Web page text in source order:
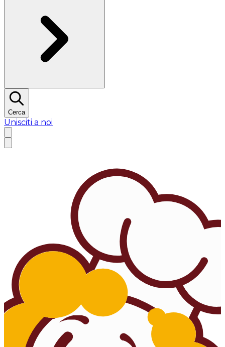
Cerca
Unisciti a noi